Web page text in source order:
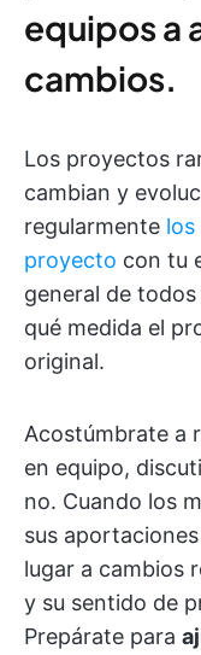
equipos a
cambios.
Los proyectos
cambian y
regularmente
proyecto con tu
general de
qué medida el
original.
Acostúmbrate a
en equipo,
no. Cuando los
sus
lugar a cambios
y su sentido de
Prepárate para